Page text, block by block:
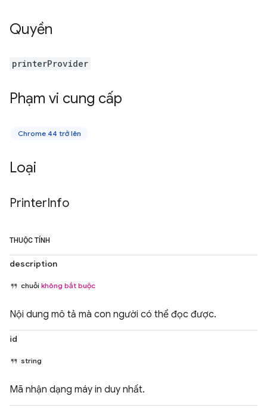
Quyền
printerProvider
Phạm vi cung cấp
Chrome 44 trở lên
Loại
PrinterInfo
THUỘC TÍNH
description
chuỗi không bắt buộc
Nội dung mô tả mà con người có thể đọc được.
id
string
Mã nhận dạng máy in duy nhất.